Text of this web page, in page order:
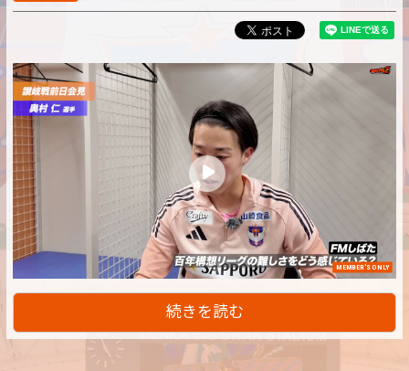
MEMBER'S ONLY
続きを読む